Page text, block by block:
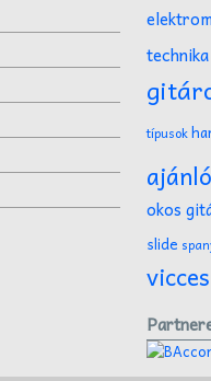
technika
típusok
ajánló
okos
slide
vicces